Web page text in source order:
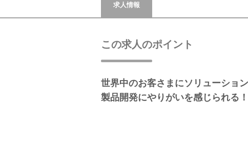
求人情報
この求人のポイント
世界中のお客さまにソリューショ
製品開発にやりがいを感じられる！